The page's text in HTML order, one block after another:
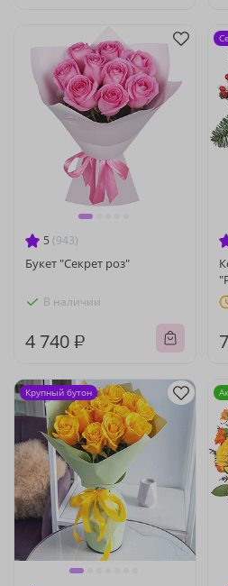
5 (943)
Букет "Секрет роз"
В наличии
4 740 ₽
Крупный бутон